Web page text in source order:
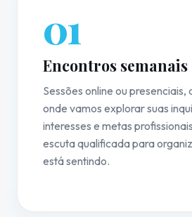
01
Encontros semanais
Sessões online ou presenciais,
onde vamos explorar suas
interesses e metas
escuta qualificada para
está sentindo.